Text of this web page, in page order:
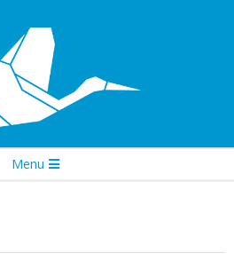
újraindul oldalunk!
Menu